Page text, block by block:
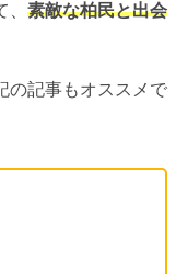
素敵な柏民と出会
の記事もオススメで